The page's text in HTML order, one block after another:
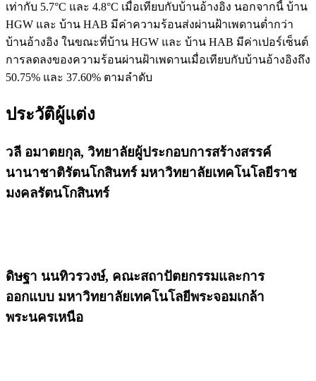
เท่ากับ 5.7°C และ 4.8°C เมื่อเทียบกับบ้านอ้างอิง นอกจากนี้ บ้าน
HGW และ บ้าน HAB มีค่าความร้อนส่งผ่านฝ้าเพดานต่ำกว่า
บ้านอ้างอิง ในขณะที่บ้าน HGW และ บ้าน HAB มีค่าเปอร์เซ็นต์
การลดลงของความร้อนผ่านฝ้าเพดานเมื่อเทียบกับบ้านอ้างอิงถึง
50.75% และ 37.60% ตามลำดับ
ประวัติผู้แต่ง
วลี อมาตยกุล, วิทยาลัยผู้ประกอบการสร้างสรรค์
นานาชาติรัตนโกสินทร์ มหาวิทยาลัยเทคโนโลยีราช
มงคลรัตนโกสินทร์
ดิษฐา นนทิวรวงษ์, คณะสถาปัตยกรรมและการ
ออกแบบ มหาวิทยาลัยเทคโนโลยีพระจอมเกล้า
พระนครเหนือ